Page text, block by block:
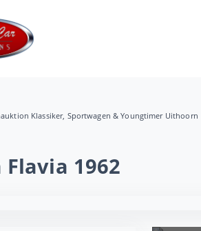
Klassiker, Sportwagen & Youngtimer Uithoorn
Flavia 1962